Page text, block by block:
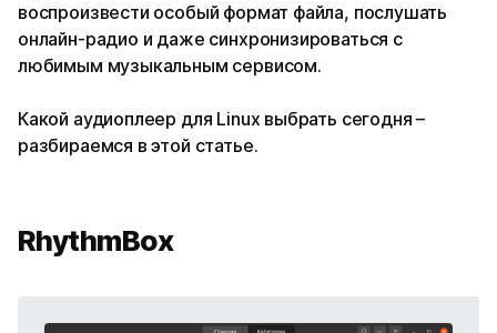
воспроизвести особый формат файла, послушать
онлайн-радио и даже синхронизироваться с
любимым музыкальным сервисом.
Какой аудиоплеер для Linux выбрать сегодня –
разбираемся в этой статье.
RhythmBox